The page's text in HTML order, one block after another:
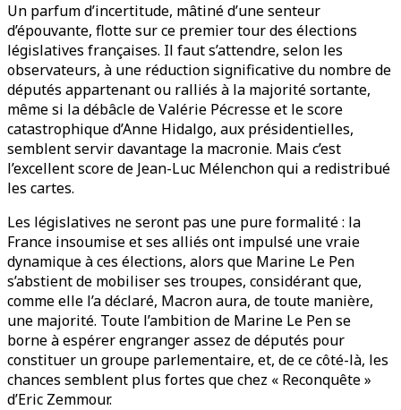
Un parfum d’incertitude, mâtiné d’une senteur
d’épouvante, flotte sur ce premier tour des élections
législatives françaises. Il faut s’attendre, selon les
observateurs, à une réduction significative du nombre de
députés appartenant ou ralliés à la majorité sortante,
même si la débâcle de Valérie Pécresse et le score
catastrophique d’Anne Hidalgo, aux présidentielles,
semblent servir davantage la macronie. Mais c’est
l’excellent score de Jean-Luc Mélenchon qui a redistribué
les cartes.
Les législatives ne seront pas une pure formalité : la
France insoumise et ses alliés ont impulsé une vraie
dynamique à ces élections, alors que Marine Le Pen
s’abstient de mobiliser ses troupes, considérant que,
comme elle l’a déclaré, Macron aura, de toute manière,
une majorité. Toute l’ambition de Marine Le Pen se
borne à espérer engranger assez de députés pour
constituer un groupe parlementaire, et, de ce côté-là, les
chances semblent plus fortes que chez « Reconquête »
d’Eric Zemmour.